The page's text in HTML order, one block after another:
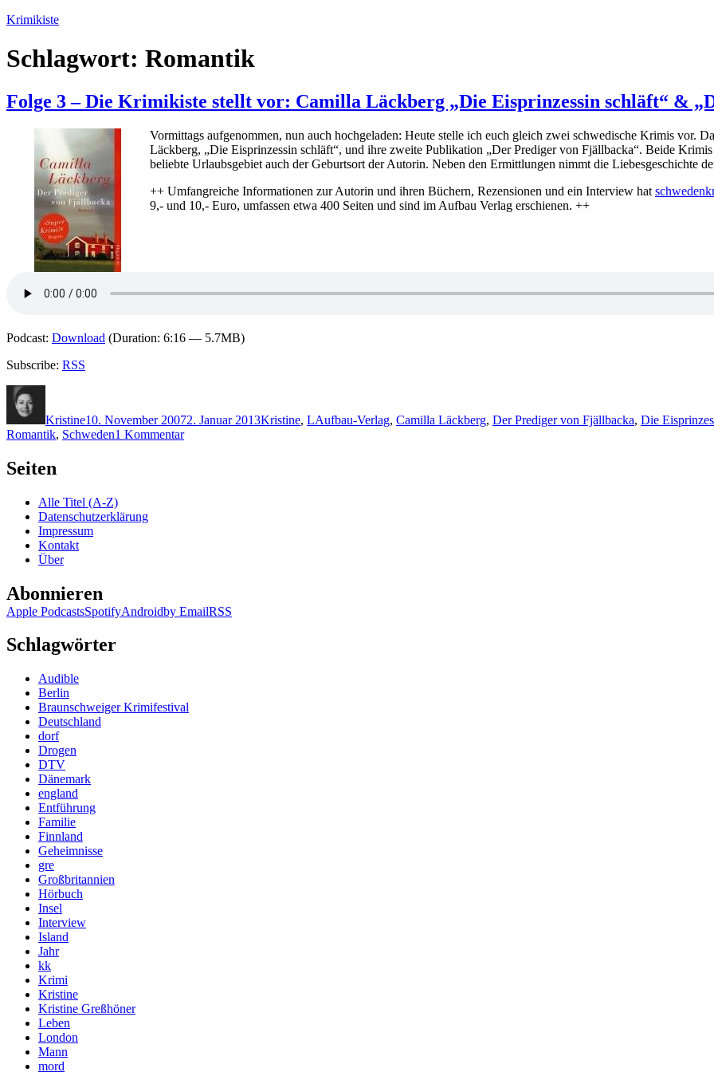
Zum
springen
Krimikiste
Schlagwort: Romantik
Folge 3 – Die Krimikiste stellt vor: Camilla Läckberg „Die Eisprinzessin schläft“ &
Vormittags aufgenommen, nun auch hochgeladen: Heute stelle ich euch gleich zwei schwedische Krimis vor.
Läckberg, „Die Eisprinzessin schläft“, und ihre zweite Publikation „Der Prediger von Fjällbacka“. Beide
beliebte Urlaubsgebiet auch der Geburtsort der Autorin. Neben den Ermittlungen nimmt die Liebesgeschichte
++ Umfangreiche Informationen zur Autorin und ihren Büchern, Rezensionen und ein Interview hat
9,- und 10,- Euro, umfassen etwa 400 Seiten und sind im Aufbau Verlag erschienen. ++
Podcast: Download (Duration: 6:16 — 5.7MB)
Subscribe: RSS
Kristine10. November 20072. Januar 2013Kristine, LAufbau-Verlag, Camilla Läckberg, Der Prediger von Fjällbacka, Die
Romantik, Schweden1 Kommentarzu
schläft“
&
Seiten
Alle Titel (A-Z)
Datenschutzerklärung
Impressum
Kontakt
Über
Abonnieren
Apple PodcastsSpotifyAndroidby EmailRSS
Schlagwörter
Audible
Berlin
Braunschweiger Krimifestival
Deutschland
dorf
Drogen
DTV
Dänemark
england
Entführung
Familie
Finnland
Geheimnisse
gre
Großbritannien
Hörbuch
Insel
Interview
Island
Jahr
kk
Krimi
Kristine
Kristine Greßhöner
Leben
London
Mann
mord